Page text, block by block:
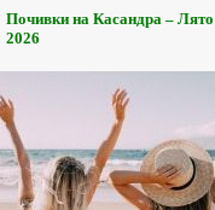
Почивки на Касандра – Лято
2026